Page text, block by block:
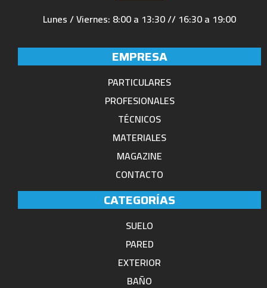
Lunes / Viernes: 8:00 a 13:30 // 16:30 a 19:00
EMPRESA
PARTICULARES
PROFESIONALES
TÉCNICOS
MATERIALES
MAGAZINE
CONTACTO
CATEGORÍAS
SUELO
PARED
EXTERIOR
BAÑO